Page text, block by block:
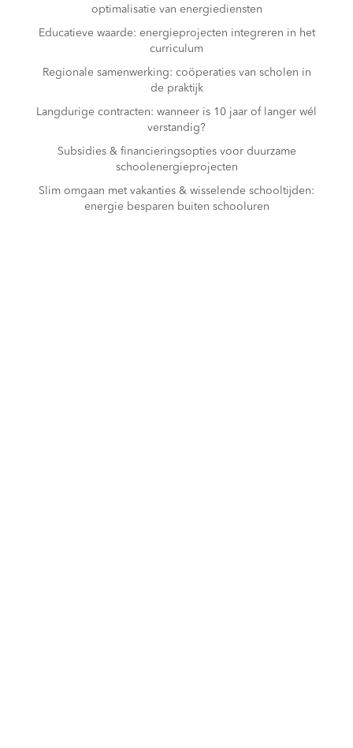
optimalisatie van energiediensten
Educatieve waarde: energieprojecten integreren in het
curriculum
Regionale samenwerking: coöperaties van scholen in
de praktijk
Langdurige contracten: wanneer is 10 jaar of langer wél
verstandig?
Subsidies & financieringsopties voor duurzame
schoolenergieprojecten
Slim omgaan met vakanties & wisselende schooltijden:
energie besparen buiten schooluren